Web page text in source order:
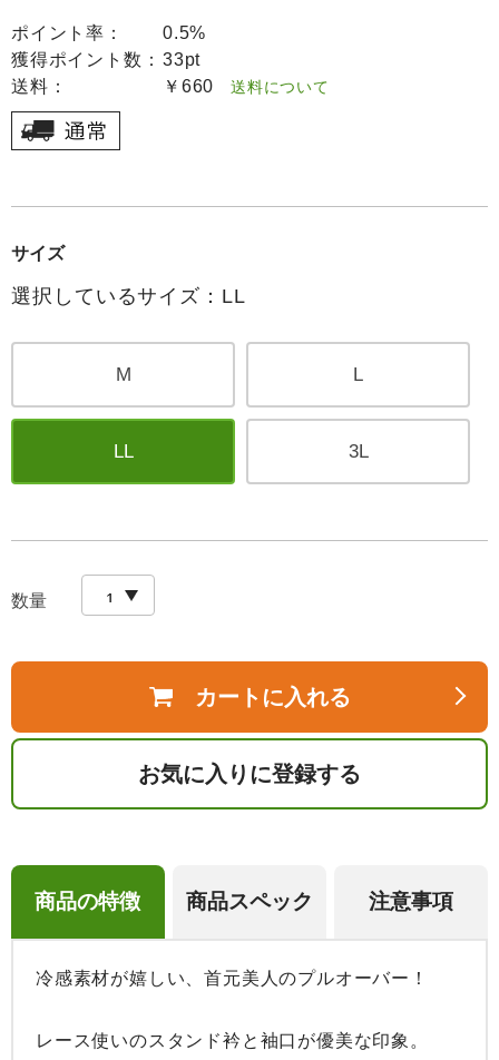
ポイント率：
0.5%
獲得ポイント数： 33pt
送料：
￥660 送料について
サイズ
選択しているサイズ：LL
M L
LL 3L
数量
カートに入れる
お気に入りに登録する
商品の特徴 商品スペック 注意事項
冷感素材が嬉しい、首元美人のプルオーバー！
レース使いのスタンド衿と袖口が優美な印象。